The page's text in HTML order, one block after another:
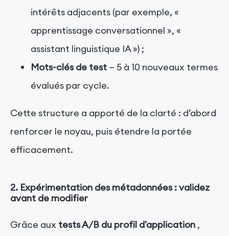
intérêts adjacents (par exemple, «
apprentissage conversationnel », «
assistant linguistique IA ») ;
Mots-clés de test — 5 à 10 nouveaux termes
évalués par cycle.
Cette structure a apporté de la clarté : d’abord
renforcer le noyau, puis étendre la portée
efficacement.
2. Expérimentation des métadonnées : validez
avant de modifier
Grâce aux tests A/B du profil d'application ,